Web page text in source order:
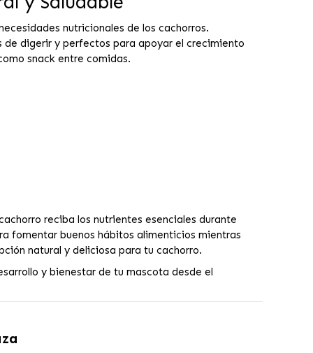
nutricionales de los cachorros.
de digerir y perfectos para apoyar el crecimiento
snack entre comidas.
reciba los nutrientes esenciales durante
fomentar buenos hábitos alimenticios mientras
natural y deliciosa para tu cachorro.
y bienestar de tu mascota desde el